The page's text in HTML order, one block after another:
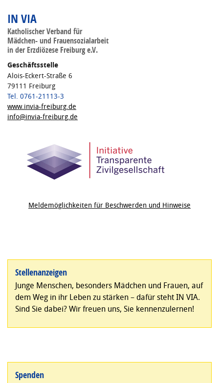
IN VIA
Katholischer Verband für
Mädchen- und Frauensozialarbeit
in der Erzdiözese Freiburg e.V.
Geschäftsstelle
Alois-Eckert-Straße 6
79111 Freiburg
Tel. 0761-21113-3
www.invia-freiburg.de
info@invia-freiburg.de
Meldemöglichkeiten für Beschwerden und Hinweise
Stellenanzeigen
Junge Menschen, besonders Mädchen und Frauen, auf
dem Weg in ihr Leben zu stärken – dafür steht IN VIA.
Sind Sie dabei? Wir freuen uns, Sie kennenzulernen!
Spenden